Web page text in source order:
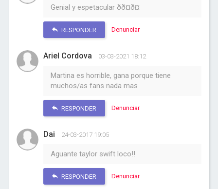
Genial y espetacular ðð¤ð¤
RESPONDER Denunciar
Ariel Cordova 03-03-2021 18:12
Martina es horrible, gana porque tiene
muchos/as fans nada mas
RESPONDER Denunciar
Dai 24-03-2017 19:05
Aguante taylor swift loco!!
RESPONDER Denunciar